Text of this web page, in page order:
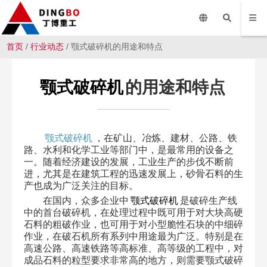
首页 /行业动态 / 颚式破碎机的用途和特点
颚式破碎机的用途和特点
颚式破碎机 ，在矿山、冶炼、建材、公路、铁
路、水利和化学工业等部门中，是最常用的设备之
一。随着经济建设的发展，工业生产的步伐不断前
进，尤其是在建筑工程的迅速发展上，砂骨石料的生
产也成为广泛关注的目标。
在国内，众多企业中 颚式破碎机 是破碎生产线
中的首台破碎机，在处理过程中既可用于对大块高硬
石料的粗破作业，也可用于对小型脆性石块的中细碎
作业，在破石机所有系列中用途最为广泛。特别是在
高速公路、高速铁路等高标准、高等级的工程中，对
成品石料的粒型要求非常高的地方，则需要颚式破碎